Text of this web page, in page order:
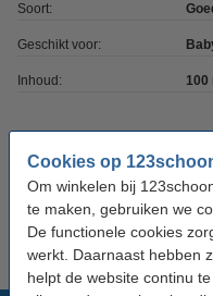
Cookies op
Om winkelen bij
te maken, gebruiken we
De functionele cookies
werkt. Daarnaast hebben
helpt de website continu
Soort:
Geschikt voor:
Inhoud: 100
6 stuks - 100 ml
€ 23,50